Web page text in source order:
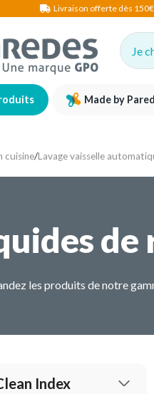
Livraison offerte dès
Je
Made by
cuisine/Lavage vaisselle
de
les produits de notre
Index